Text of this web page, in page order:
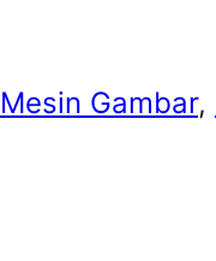
Gambar,